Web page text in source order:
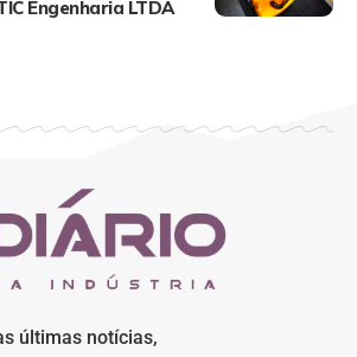
Engenharia LTDA
últimas notícias,